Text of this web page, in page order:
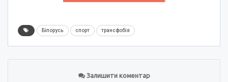
Білорусь спорт трансфобія
Залишити коментар